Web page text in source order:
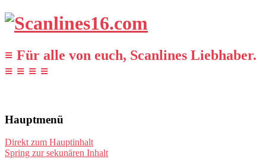
≡ Für alle von euch, Scanlines Liebhaber.
≡ ≡ ≡ ≡
Hauptmenü
Direkt zum Hauptinhalt
Spring zur sekunären Inhalt